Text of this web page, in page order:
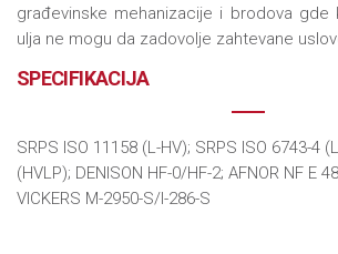
građevinske mehanizacije i brodova gde
ulja ne mogu da zadovolje zahtevane
SPECIFIKACIJA
SRPS ISO 11158 (L-HV); SRPS ISO 6743-4
(HVLP); DENISON HF-0/HF-2; AFNOR NF E
VICKERS M-2950-S/I-286-S